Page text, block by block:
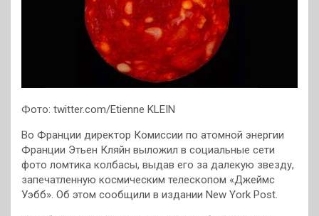
Фото: twitter.com/Etienne KLEIN
Во Франции директор Комиссии по атомной энергии
Франции Этьен Кляйн выложил в социальные сети
фото ломтика колбасы, выдав его за далекую звезду,
запечатленную космическим телескопом «Джеймс
Уэбб». Об этом сообщили в издании New York Post.